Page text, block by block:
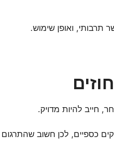
ואופן שימוש.
חייב להיות מדויק.
כספיים, לכן חשוב שהתרגום